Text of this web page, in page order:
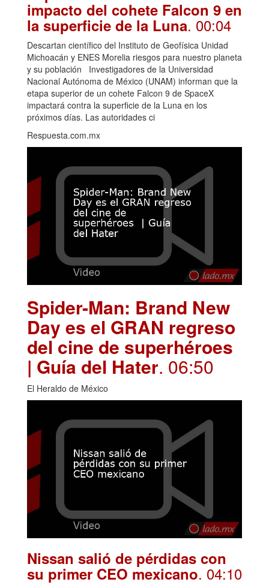
impacto del cohete Falcon 9 en
la superficie de la Luna. 00:04
Descartan científico del Instituto de Geofísica Unidad
Michoacán y ENES Morelia riesgos para nuestro planeta
y su población Investigadores de la Universidad
Nacional Autónoma de México (UNAM) informan que la
etapa superior de un cohete Falcon 9 de SpaceX
impactará contra la superficie de la Luna en los
próximos días. Las autoridades ci
Respuesta.com.mx
Spider-Man: Brand New
Day es el GRAN regreso
del cine de superhéroes
| Guía del Hater. 06:50
El Heraldo de México
Nissan salió de pérdidas con
su primer CEO mexicano. 04:10